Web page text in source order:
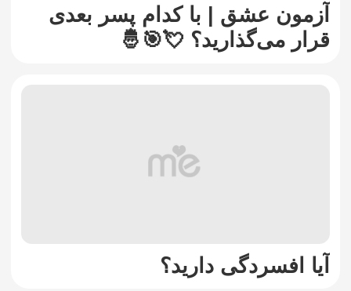
آزمون عشق | با کدام پسر بعدی
قرار می‌گذارید؟ 💘🎯🤴
آیا افسردگی دارید؟